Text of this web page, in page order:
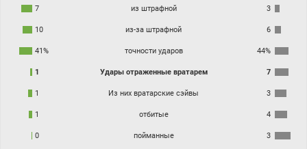
7 из штрафной 3
10 из-за штрафной 6
41% точности ударов 44%
1 Удары отраженные вратарем 7
1 Из них вратарские сэйвы 3
1 отбитые 4
0 пойманные 3